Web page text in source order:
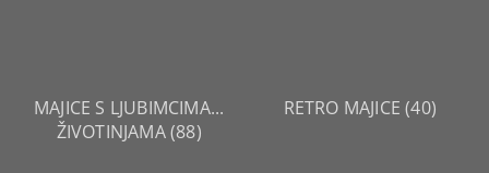
MAJICE S LJUBIMCIMA...
ŽIVOTINJAMA(88)
RETRO MAJICE(40)